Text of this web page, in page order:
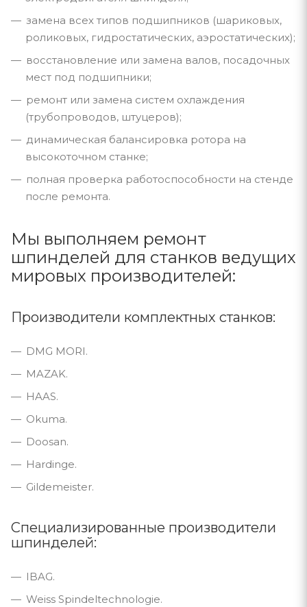
замена всех типов подшипников (шариковых,
роликовых, гидростатических, аэростатических);
восстановление или замена валов, посадочных
мест под подшипники;
ремонт или замена систем охлаждения
(трубопроводов, штуцеров);
динамическая балансировка ротора на
высокоточном станке;
полная проверка работоспособности на стенде
после ремонта.
Мы выполняем ремонт
шпинделей для станков ведущих
мировых производителей:
Производители комплектных станков:
DMG MORI.
MAZAK.
HAAS.
Okuma.
Doosan.
Hardinge.
Gildemeister.
Специализированные производители
шпинделей:
IBAG.
Weiss Spindeltechnologie.